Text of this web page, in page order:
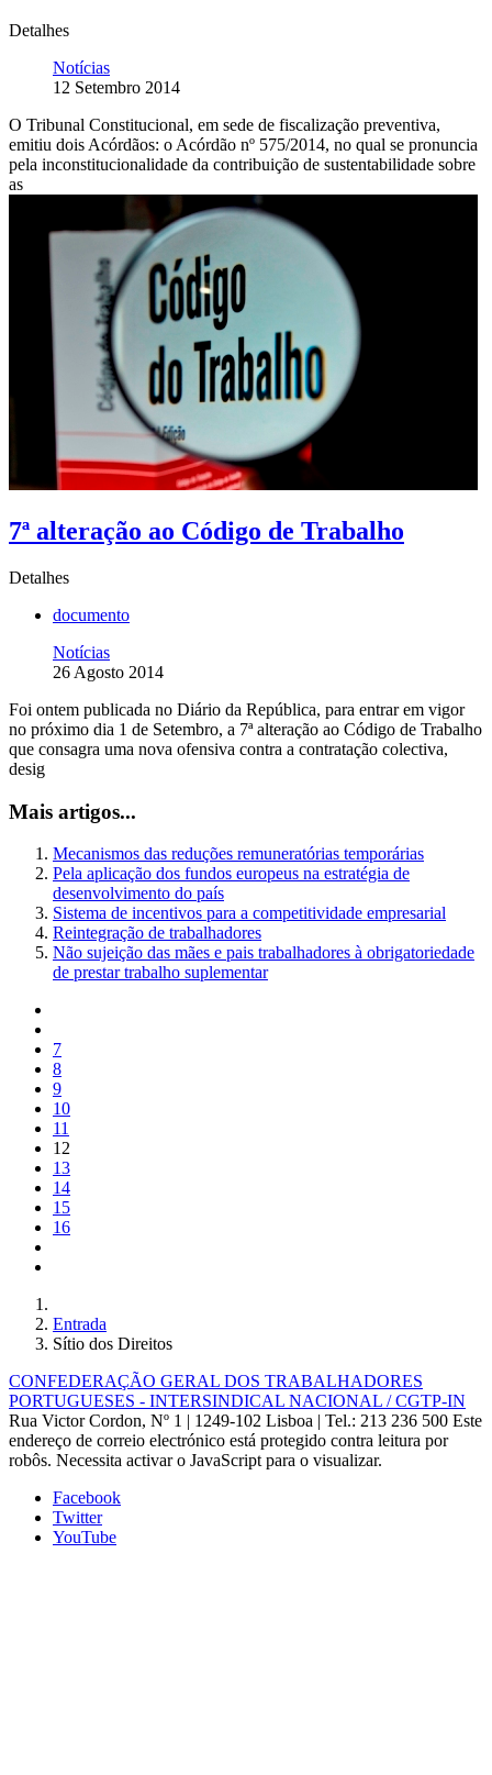
Detalhes
Notícias
12 Setembro 2014
O Tribunal Constitucional, em sede de fiscalização preventiva,
emitiu dois Acórdãos: o Acórdão nº 575/2014, no qual se pronuncia
pela inconstitucionalidade da contribuição de sustentabilidade sobre
as
7ª alteração ao Código de Trabalho
Detalhes
documento
Notícias
26 Agosto 2014
Foi ontem publicada no Diário da República, para entrar em vigor
no próximo dia 1 de Setembro, a 7ª alteração ao Código de Trabalho
que consagra uma nova ofensiva contra a contratação colectiva,
desig
Mais artigos...
Mecanismos das reduções remuneratórias temporárias
Pela aplicação dos fundos europeus na estratégia de
desenvolvimento do país
Sistema de incentivos para a competitividade empresarial
Reintegração de trabalhadores
Não sujeição das mães e pais trabalhadores à obrigatoriedade
de prestar trabalho suplementar
7
8
9
10
11
12
13
14
15
16
Entrada
Sítio dos Direitos
CONFEDERAÇÃO GERAL DOS TRABALHADORES
PORTUGUESES - INTERSINDICAL NACIONAL / CGTP-IN
Rua Victor Cordon, Nº 1 | 1249-102 Lisboa | Tel.: 213 236 500 Este
endereço de correio electrónico está protegido contra leitura por
robôs. Necessita activar o JavaScript para o visualizar.
Facebook
Twitter
YouTube